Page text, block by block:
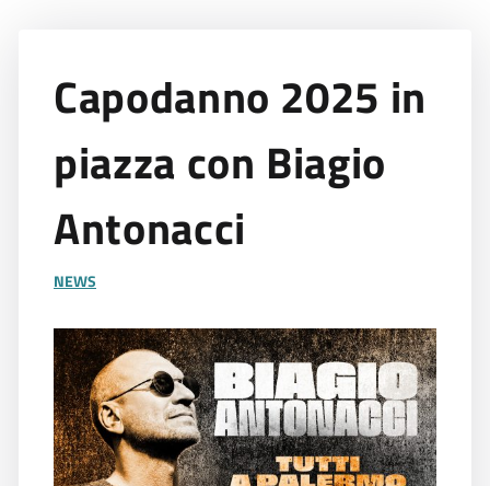
Capodanno 2025 in
piazza con Biagio
Antonacci
NEWS